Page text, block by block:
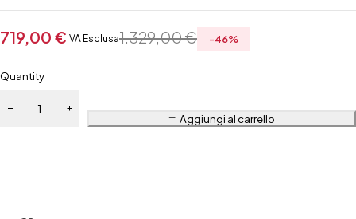
1.329,00€
719,00 €IVA Esclusa -46%
Quantity
Aggiungi al carrello